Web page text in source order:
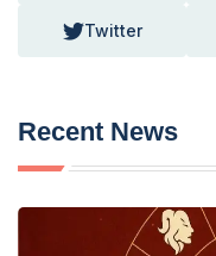
Twitter
Recent News